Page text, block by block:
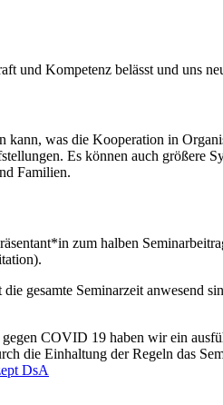
und Kompetenz belässt und uns
was die Kooperation in
Es können auch größere
Familien.
zum halben
gesamte Seminarzeit anwesend
COVID 19 haben wir ein
die Einhaltung der Regeln das
DsA